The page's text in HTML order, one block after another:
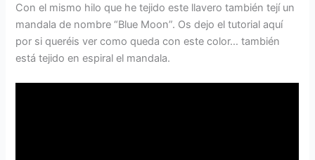
Con el mismo hilo que he tejido este llavero también tejí un
mandala de nombre “Blue Moon”. Os dejo el tutorial aquí
por si queréis ver como queda con este color… también
está tejido en espiral el mandala.